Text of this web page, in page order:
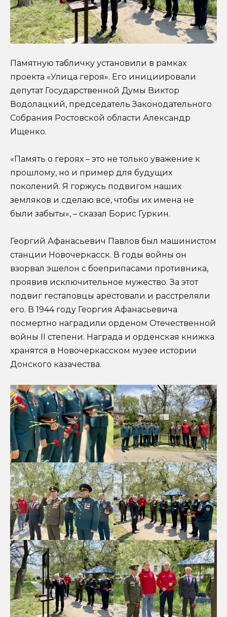
Памятную табличку установили в рамках
проекта «Улица героя». Его инициировали
депутат Государственной Думы Виктор
Водолацкий, председатель Законодательного
Собрания Ростовской области Александр
Ищенко.
«Память о героях – это не только уважение к
прошлому, но и пример для будущих
поколений. Я горжусь подвигом наших
земляков и сделаю всё, чтобы их имена не
были забыты», – сказал Борис Гуркин.
Георгий Афанасьевич Павлов был машинистом
станции Новочеркасск. В годы войны он
взорвал эшелон с боеприпасами противника,
проявив исключительное мужество. За этот
подвиг гестаповцы арестовали и расстреляли
его. В 1944 году Георгия Афанасьевича
посмертно наградили орденом Отечественной
войны II степени. Награда и орденская книжка
хранятся в Новочеркасском музее истории
Донского казачества.